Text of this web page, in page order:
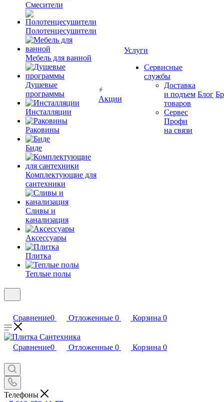
Смесители
Полотенцесушители
Мебель для ванной
Душевые
программы
Инсталляции
Раковины
Биде
Комплектующие для
сантехники
Сливы и
канализация
Аксессуары
Плитка
Теплые полы
Акции
Услуги
Сервисные
службы
Доставка
и подъем
товаров
Сервес
Профи
на связи
Блог
Сравнение0 Отложенные 0 Корзина 0
Сравнение0 Отложенные 0 Корзина 0
Телефоны